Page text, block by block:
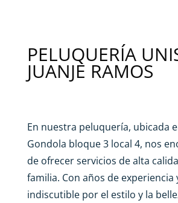
PELUQUERÍA
JUANJE RAMOS
En nuestra peluquería, ubicada
Gondola bloque 3 local 4, nos
de ofrecer servicios de alta
familia. Con años de experiencia
indiscutible por el estilo y la